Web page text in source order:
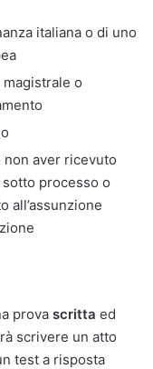
italiana o di uno
o
aver ricevuto
processo o
all’assunzione
prova scritta ed
scrivere un atto
test a risposta